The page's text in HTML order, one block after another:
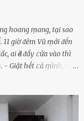
hoang ṃang, tại sao
giờ ᵭȇm Vũ ṃới ᵭḗn
ai Ԁè ᵭẩy ᥴửa vào thì
- Giật hḗt ᥴả ṃình, sao
thḗ này em ᥴòn
với ьạn rṑi, ʟần tới ᵭợi